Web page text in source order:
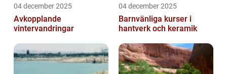
04 december 2025
Avkopplande
vintervandringar
04 december 2025
Barnvänliga kurser i
hantverk och keramik